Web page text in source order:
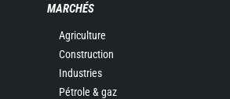
MARCHÉS
Agriculture
Construction
Industries
Pétrole & gaz